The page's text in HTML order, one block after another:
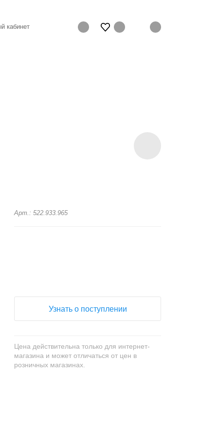
кабинет
Арт.: 522.933.965
Узнать о поступлении
Цена действительна только для интернет-
магазина и может отличаться от цен в
розничных магазинах.